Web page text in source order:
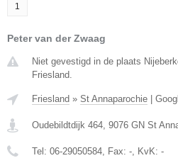
1
Peter van der Zwaag
Niet gevestigd in de plaats
Friesland.
Friesland » St Annaparochie
Oudebildtdijk 464, 9076 GN St
Tel: 06-29050584, Fax: -, KvK: -